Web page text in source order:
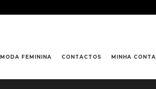
MODA FEMININA CONTACTOS MINHA CONTA